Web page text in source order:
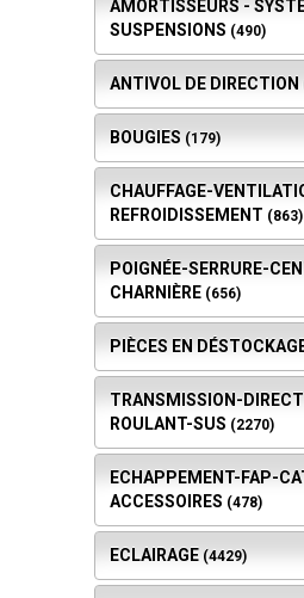
AMORTISSEURS -
SUSPENSIONS (490)
ANTIVOL DE DIRECTION
BOUGIES (179)
CHAUFFAGE-
REFROIDISSEMENT (863)
POIGNÉE-SERRURE-
CHARNIÈRE (656)
PIÈCES EN
TRANSMISSION-
ROULANT-SUS (2270)
ECHAPPEMENT-FAP-
ACCESSOIRES (478)
ECLAIRAGE (4429)